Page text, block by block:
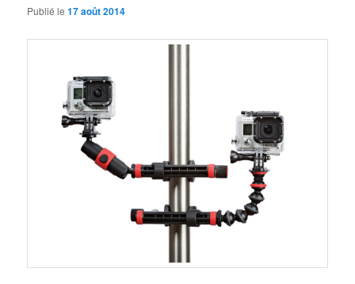
Publié le17 août 2014